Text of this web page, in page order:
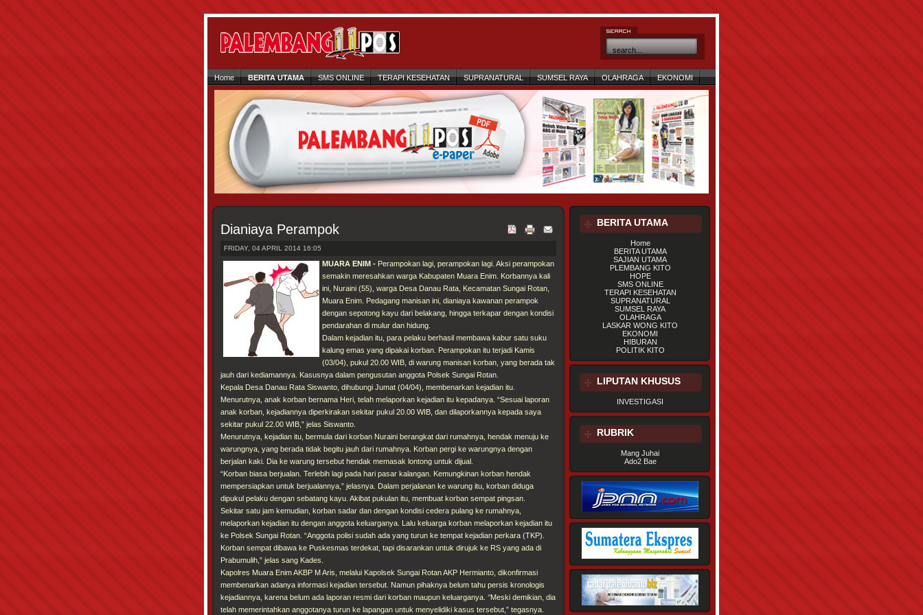
Home BERITA UTAMA SMS ONLINE TERAPI KESEHATAN SUPRANATURAL SUMSEL RAYA OLAHRAGA EKONOMI
BERITA UTAMA
Home
BERITA UTAMA
SAJIAN UTAMA
PLEMBANG KITO
HOPE
SMS ONLINE
TERAPI KESEHATAN
SUPRANATURAL
SUMSEL RAYA
OLAHRAGA
LASKAR WONG KITO
EKONOMI
HIBURAN
POLITIK KITO
LIPUTAN KHUSUS
INVESTIGASI
RUBRIK
Mang Juhai
Ado2 Bae
Dianiaya Perampok
FRIDAY, 04 APRIL 2014 16:05
MUARA ENIM - Perampokan lagi, perampokan lagi. Aksi perampokan
semakin meresahkan warga Kabupaten Muara Enim. Korbannya kali
ini, Nuraini (55), warga Desa Danau Rata, Kecamatan Sungai Rotan,
Muara Enim. Pedagang manisan ini, dianiaya kawanan perampok
dengan sepotong kayu dari belakang, hingga terkapar dengan kondisi
pendarahan di mulur dan hidung.
Dalam kejadian itu, para pelaku berhasil membawa kabur satu suku
kalung emas yang dipakai korban. Perampokan itu terjadi Kamis
(03/04), pukul 20.00 WIB, di warung manisan korban, yang berada tak
jauh dari kediamannya. Kasusnya dalam pengusutan anggota Polsek Sungai Rotan.
Kepala Desa Danau Rata Siswanto, dihubungi Jumat (04/04), membenarkan kejadian itu.
Menurutnya, anak korban bernama Heri, telah melaporkan kejadian itu kepadanya. “Sesuai laporan
anak korban, kejadiannya diperkirakan sekitar pukul 20.00 WIB, dan dilaporkannya kepada saya
sekitar pukul 22.00 WIB,” jelas Siswanto.
Menurutnya, kejadian itu, bermula dari korban Nuraini berangkat dari rumahnya, hendak menuju ke
warungnya, yang berada tidak begitu jauh dari rumahnya. Korban pergi ke warungnya dengan
berjalan kaki. Dia ke warung tersebut hendak memasak lontong untuk dijual.
“Korban biasa berjualan. Terlebih lagi pada hari pasar kalangan. Kemungkinan korban hendak
mempersiapkan untuk berjualannya,” jelasnya. Dalam perjalanan ke warung itu, korban diduga
dipukul pelaku dengan sebatang kayu. Akibat pukulan itu, membuat korban sempat pingsan.
Sekitar satu jam kemudian, korban sadar dan dengan kondisi cedera pulang ke rumahnya,
melaporkan kejadian itu dengan anggota keluarganya. Lalu keluarga korban melaporkan kejadian itu
ke Polsek Sungai Rotan. “Anggota polisi sudah ada yang turun ke tempat kejadian perkara (TKP).
Korban sempat dibawa ke Puskesmas terdekat, tapi disarankan untuk dirujuk ke RS yang ada di
Prabumulih,” jelas sang Kades.
Kapolres Muara Enim AKBP M Aris, melalui Kapolsek Sungai Rotan AKP Hermianto, dikonfirmasi
membenarkan adanya informasi kejadian tersebut. Namun pihaknya belum tahu persis kronologis
kejadiannya, karena belum ada laporan resmi dari korban maupun keluarganya. ‘’Meski demikian, dia
telah memerintahkan anggotanya turun ke lapangan untuk menyelidiki kasus tersebut,” tegasnya.